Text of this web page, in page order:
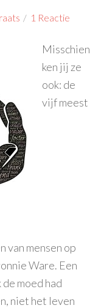
1 Reactie
Misschien
ken jij ze
ook: de
vijf meest
mensen op
Ware. Een
moed had
niet het leven